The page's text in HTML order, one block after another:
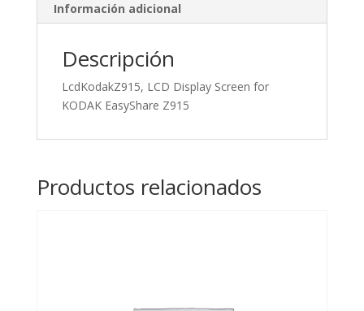
Información adicional
Descripción
LcdKodakZ915, LCD Display Screen for
KODAK EasyShare Z915
Productos relacionados